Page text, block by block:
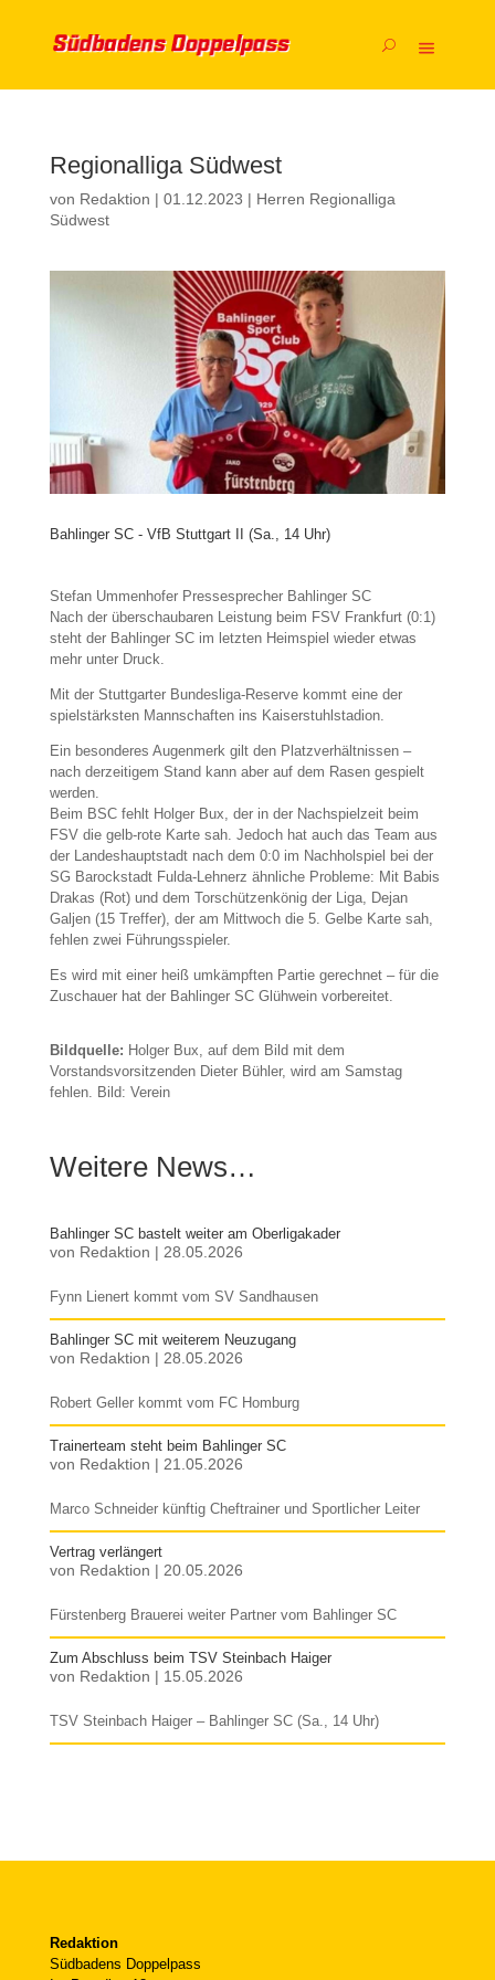
Regionalliga Südwest
von Redaktion | 01.12.2023 | Herren Regionalliga
Südwest
Bahlinger SC - VfB Stuttgart II (Sa., 14 Uhr)
Stefan Ummenhofer Pressesprecher Bahlinger SC
Nach der überschaubaren Leistung beim FSV Frankfurt (0:1)
steht der Bahlinger SC im letzten Heimspiel wieder etwas
mehr unter Druck.
Mit der Stuttgarter Bundesliga-Reserve kommt eine der
spielstärksten Mannschaften ins Kaiserstuhlstadion.
Ein besonderes Augenmerk gilt den Platzverhältnissen –
nach derzeitigem Stand kann aber auf dem Rasen gespielt
werden.
Beim BSC fehlt Holger Bux, der in der Nachspielzeit beim
FSV die gelb-rote Karte sah. Jedoch hat auch das Team aus
der Landeshauptstadt nach dem 0:0 im Nachholspiel bei der
SG Barockstadt Fulda-Lehnerz ähnliche Probleme: Mit Babis
Drakas (Rot) und dem Torschützenkönig der Liga, Dejan
Galjen (15 Treffer), der am Mittwoch die 5. Gelbe Karte sah,
fehlen zwei Führungsspieler.
Es wird mit einer heiß umkämpften Partie gerechnet – für die
Zuschauer hat der Bahlinger SC Glühwein vorbereitet.
Bildquelle: Holger Bux, auf dem Bild mit dem
Vorstandsvorsitzenden Dieter Bühler, wird am Samstag
fehlen. Bild: Verein
Weitere News…
Bahlinger SC bastelt weiter am Oberligakader
von Redaktion | 28.05.2026
Fynn Lienert kommt vom SV Sandhausen
Bahlinger SC mit weiterem Neuzugang
von Redaktion | 28.05.2026
Robert Geller kommt vom FC Homburg
Trainerteam steht beim Bahlinger SC
von Redaktion | 21.05.2026
Marco Schneider künftig Cheftrainer und Sportlicher Leiter
Vertrag verlängert
von Redaktion | 20.05.2026
Fürstenberg Brauerei weiter Partner vom Bahlinger SC
Zum Abschluss beim TSV Steinbach Haiger
von Redaktion | 15.05.2026
TSV Steinbach Haiger – Bahlinger SC (Sa., 14 Uhr)
Redaktion
Südbadens Doppelpass